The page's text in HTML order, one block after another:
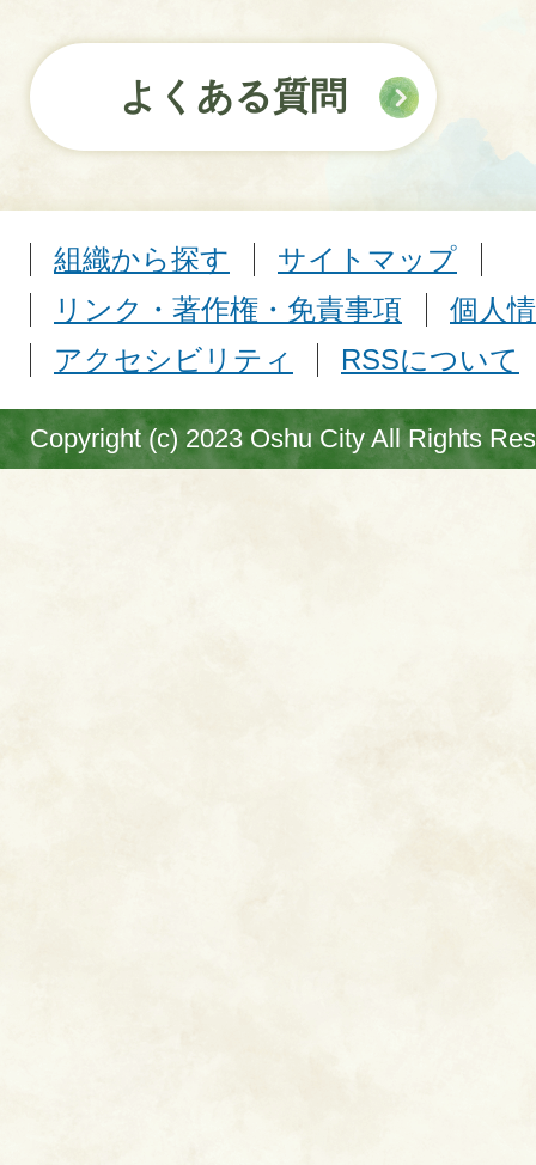
よくある質問
組織から探す
サイトマップ
リンク・著作権・免責事項
個人
アクセシビリティ
RSSについて
Copyright (c) 2023 Oshu City All Rights